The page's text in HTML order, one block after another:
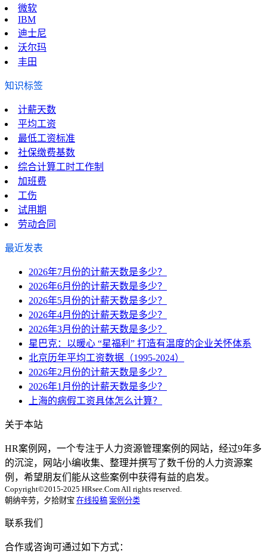
微软
IBM
迪士尼
沃尔玛
丰田
知识标签
计薪天数
平均工资
最低工资标准
社保缴费基数
综合计算工时工作制
加班费
工伤
试用期
劳动合同
最近发表
2026年7月份的计薪天数是多少？
2026年6月份的计薪天数是多少？
2026年5月份的计薪天数是多少？
2026年4月份的计薪天数是多少？
2026年3月份的计薪天数是多少？
星巴克：以暖心 “星福利” 打造有温度的企业关怀体系
北京历年平均工资数据（1995-2024）
2026年2月份的计薪天数是多少？
2026年1月份的计薪天数是多少？
上海的病假工资具体怎么计算？
关于本站
HR案例网，一个专注于人力资源管理案例的网站，经过9年多
的沉淀，网站小编收集、整理并撰写了数千份的人力资源案
例，希望朋友们能从这些案例中获得有益的启发。
Copyright©2015-2025 HRsee.Com All rights reserved.
朝纳辛劳，夕拾财宝 在线投稿 案例分类
联系我们
合作或咨询可通过如下方式：